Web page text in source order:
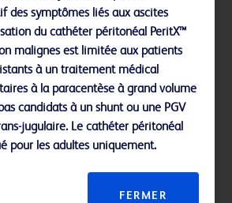
des symptômes liés aux ascites
du cathéter péritonéal PeritX™
malignes est limitée aux patients
à un traitement médical
à la paracentèse à grand volume
candidats à un shunt ou une PGV
jugulaire. Le cathéter péritonéal
pour les adultes uniquement.
FERMER